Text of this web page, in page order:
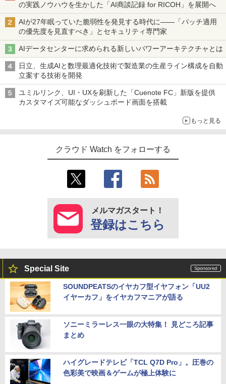
の実践ノウハウを生かした「AI商談記録 for RICOH」を展開へ
AIが27年眠っていた脆弱性を発見する時代に――「パッチ適用
の優先度を見直すべき」とセキュリティ専門家
AIデータセンターに求められる新しいパワーアーキテクチャとは
日立、生成AIと数理最適化技術で製造業の生産ライン構成を自動
立案する技術を開発
ユミルリンク、UI・UXを刷新した「Cuenote FC」新版を提供
カスタマイズ可能なダッシュボード画面を搭載
もっと見る
クラウド Watch をフォローする
メルマガスタート！
登録はこちら
Special Site
SOUNDPEATSのイヤカフ型イヤフォン「UU2
イヤーカフ」をイヤカフマニアが語る
ソニーミラーレス一眼の大特集！ 見どころ記事
まとめ
ハイグレードテレビ「TCL Q7D Pro」。圧巻の
色彩美で映画＆ゲームが極上体験に